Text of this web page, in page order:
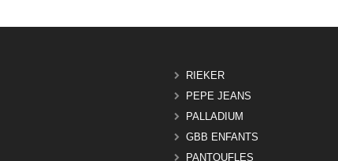
RIEKER
PEPE JEANS
PALLADIUM
GBB ENFANTS
PANTOUFLES